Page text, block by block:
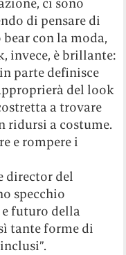
ci sono
di pensare di
con la moda,
invece, è brillante:
parte definisce
del look
a trovare
ridursi a costume.
e rompere i
director del
specchio
futuro della
tante forme di